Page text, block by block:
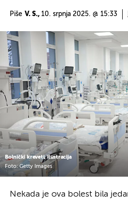
Piše V. S., 10. srpnja 2025. @ 15:33
Bolnički kreveti, ilustracija
Foto: Getty Images
Nekada je ova bolest bila